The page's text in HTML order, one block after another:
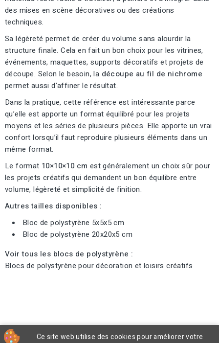
des mises en scène décoratives ou des créations
techniques.
Sa légèreté permet de créer du volume sans alourdir la
structure finale. Cela en fait un bon choix pour les vitrines,
événements, maquettes, supports décoratifs et projets de
découpe. Selon le besoin, la découpe au fil de nichrome
permet aussi d’affiner le résultat.
Dans la pratique, cette référence est intéressante parce
qu’elle est apporte un format équilibré pour les projets
moyens et les séries de plusieurs pièces. Elle apporte un vrai
confort lorsqu’il faut reproduire plusieurs éléments dans un
même format.
Le format 10×10×10 cm est généralement un choix sûr pour
les projets créatifs qui demandent un bon équilibre entre
volume, légèreté et simplicité de finition.
Autres tailles disponibles :
Bloc de polystyrène 5x5x5 cm
Bloc de polystyrène 20x20x5 cm
Voir tous les blocs de polystyrène :
Blocs de polystyrène pour décoration et loisirs créatifs
Ce site web utilise des cookies pour améliorer votre